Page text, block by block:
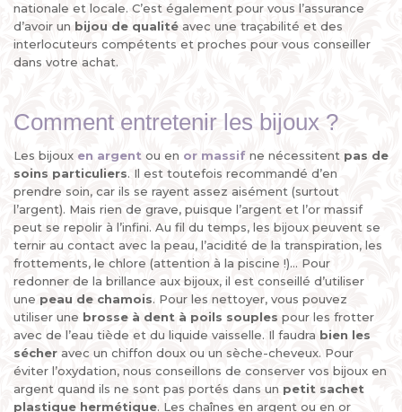
nationale et locale. C’est également pour vous l’assurance
d’avoir un bijou de qualité avec une traçabilité et des
interlocuteurs compétents et proches pour vous conseiller
dans votre achat.
Comment entretenir les bijoux ?
Les bijoux en argent ou en or massif ne nécessitent pas de
soins particuliers. Il est toutefois recommandé d’en
prendre soin, car ils se rayent assez aisément (surtout
l’argent). Mais rien de grave, puisque l’argent et l’or massif
peut se repolir à l’infini. Au fil du temps, les bijoux peuvent se
ternir au contact avec la peau, l’acidité de la transpiration, les
frottements, le chlore (attention à la piscine !)... Pour
redonner de la brillance aux bijoux, il est conseillé d’utiliser
une peau de chamois. Pour les nettoyer, vous pouvez
utiliser une brosse à dent à poils souples pour les frotter
avec de l’eau tiède et du liquide vaisselle. Il faudra bien les
sécher avec un chiffon doux ou un sèche-cheveux. Pour
éviter l’oxydation, nous conseillons de conserver vos bijoux en
argent quand ils ne sont pas portés dans un petit sachet
plastique hermétique. Les chaînes en argent ou en or